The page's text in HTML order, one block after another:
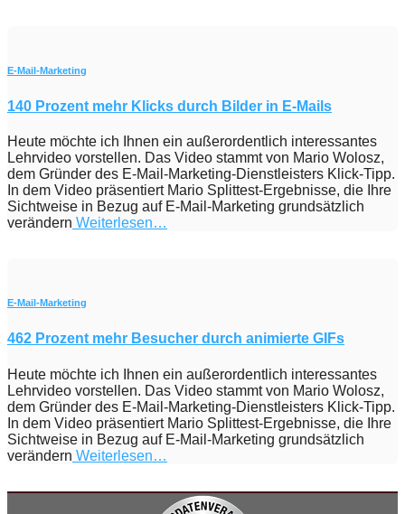
E-Mail-Marketing
140 Prozent mehr Klicks durch Bilder in E-Mails
Heute möchte ich Ihnen ein außerordentlich interessantes
Lehrvideo vorstellen. Das Video stammt von Mario Wolosz,
dem Gründer des E-Mail-Marketing-Dienstleisters Klick-Tipp.
In dem Video präsentiert Mario Splittest-Ergebnisse, die Ihre
Sichtweise in Bezug auf E-Mail-Marketing grundsätzlich
verändern Weiterlesen…
E-Mail-Marketing
462 Prozent mehr Besucher durch animierte GIFs
Heute möchte ich Ihnen ein außerordentlich interessantes
Lehrvideo vorstellen. Das Video stammt von Mario Wolosz,
dem Gründer des E-Mail-Marketing-Dienstleisters Klick-Tipp.
In dem Video präsentiert Mario Splittest-Ergebnisse, die Ihre
Sichtweise in Bezug auf E-Mail-Marketing grundsätzlich
verändern Weiterlesen…